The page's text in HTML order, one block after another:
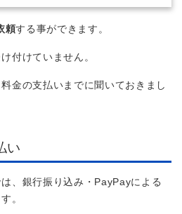
頼する事ができます。
付けていません。
金の支払いまでに聞いておきまし
い
、銀行振り込み・PayPayによる
。